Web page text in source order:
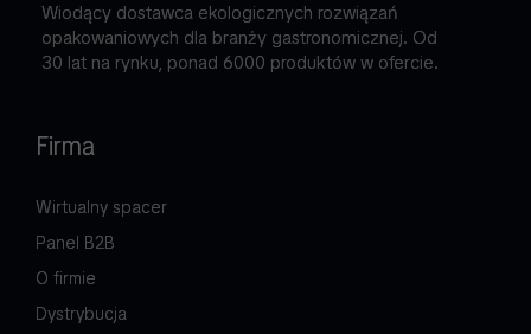
Wiodący dostawca ekologicznych rozwiązań
opakowaniowych dla branży gastronomicznej. Od
30 lat na rynku, ponad 6000 produktów w ofercie.
Firma
Wirtualny spacer
Panel B2B
O firmie
Dystrybucja